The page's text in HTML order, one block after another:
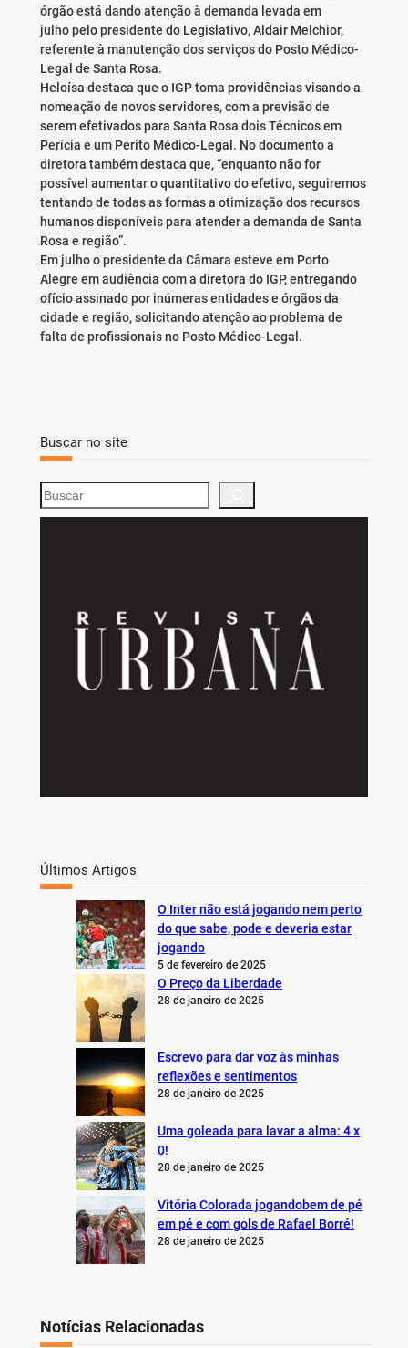
órgão está dando atenção à demanda levada em
julho pelo presidente do Legislativo, Aldair Melchior,
referente à manutenção dos serviços do Posto Médico-
Legal de Santa Rosa.
Heloísa destaca que o IGP toma providências visando a
nomeação de novos servidores, com a previsão de
serem efetivados para Santa Rosa dois Técnicos em
Perícia e um Perito Médico-Legal. No documento a
diretora também destaca que, “enquanto não for
possível aumentar o quantitativo do efetivo, seguiremos
tentando de todas as formas a otimização dos recursos
humanos disponíveis para atender a demanda de Santa
Rosa e região”.
Em julho o presidente da Câmara esteve em Porto
Alegre em audiência com a diretora do IGP, entregando
ofício assinado por inúmeras entidades e órgãos da
cidade e região, solicitando atenção ao problema de
falta de profissionais no Posto Médico-Legal.
Buscar no site
S
e
Últimos Artigos
O Inter não está jogando nem perto
do que sabe, pode e deveria estar
jogando
5 de fevereiro de 2025
O Preço da Liberdade
28 de janeiro de 2025
Escrevo para dar voz às minhas
reflexões e sentimentos
28 de janeiro de 2025
Uma goleada para lavar a alma: 4 x
0!
28 de janeiro de 2025
Vitória Colorada jogandobem de pé
em pé e com gols de Rafael Borré!
28 de janeiro de 2025
Notícias Relacionadas